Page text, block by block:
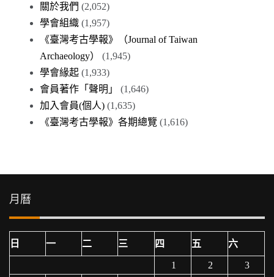
關於我們 (2,052)
學會組織 (1,957)
《臺灣考古學報》（Journal of Taiwan
Archaeology）
(1,945)
學會緣起 (1,933)
會員著作「聲明」
(1,646)
加入會員(個人) (1,635)
《臺灣考古學報》各期總覽 (1,616)
月曆
日 一 二 三 四 五 六
1 2
3